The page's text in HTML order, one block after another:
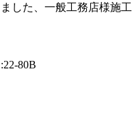
した、一般工務店様施工
80B